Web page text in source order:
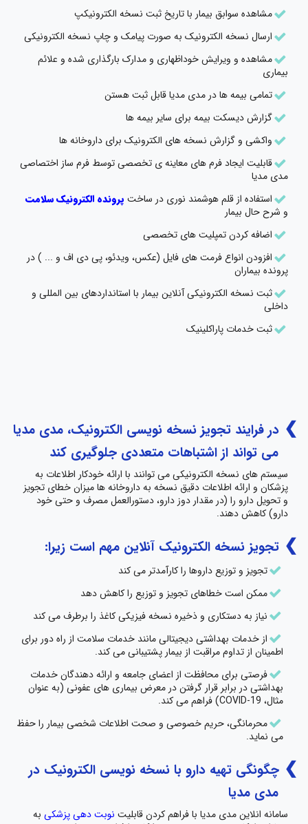
مشاهده سوابق بیمار با تاریخ ثبت نسخه الکترونیکپ
ارسال نسخه الکترونیک به صورت پیامک و چاپ نسخه الکترونیکی
مشاهده و ویرایش خوداظهاری و مدارک بارگذاری شده و علائم
بیماری
تمامی بیمه ها در مدی مدیا قابل ثبت هستن
گزارش دیسکت بیمه برای سایر بیمه ها
واکشی و گزارش نسخه های الکترونیک برای داروخانه ها
قابلیت ایجاد فرم های معاینه ی تخصصی توسط فرم ساز اختصاصی
مدی مدیا
استفاده از قلم هوشمند نوری در ساخت پرونده الکترونیک سلامت
و شرح حال بیمار
اضافه کردن تمپلیت های تخصصی
افزودن انواع فرمت های فایل (عکس، ویدئو، پی دی اف و ... ) در
پرونده بیماران
ثبت نسخه الکترونیکی آنلاین بیمار با استانداردهای بین المللی و
داخلی
ثبت خدمات پاراکلینیک
در فرایند تجویز نسخه نویسی الکترونیک، مدی مدیا
می تواند از اشتباهات متعددی جلوگیری کند
سیستم های نسخه الکترونیکی می توانند با ارائه خودکار اطلاعات به
پزشکان و ارائه اطلاعات دقیق نسخه به داروخانه ها میزان خطای تجویز
و تحویل دارو را (در مقدار دوز دارو، دستورالعمل مصرف و حتی خود
دارو) کاهش دهند.
تجویز نسخه الکترونیک آنلاین مهم است زیرا:
تجویز و توزیع داروها را کارآمدتر می کند
ممکن است خطاهای تجویز و توزیع را کاهش دهد
نیاز به دستکاری و ذخیره نسخه فیزیکی کاغذ را برطرف می کند
از خدمات بهداشتی دیجیتالی مانند خدمات سلامت از راه دور برای
اطمینان از تداوم مراقبت از بیمار پشتیبانی می کند.
فرصتی برای محافظت از اعضای جامعه و ارائه دهندگان خدمات
بهداشتی در برابر قرار گرفتن در معرض بیماری های عفونی (به عنوان
مثال، COVID-19) فراهم می کند.
محرمانگی، حریم خصوصی و صحت اطلاعات شخصی بیمار را حفظ
می نماید.
چگونگی تهیه دارو با نسخه نویسی الکترونیک در
مدی مدیا
سامانه انلاین مدی مدیا با فراهم کردن قابلیت نوبت دهی پزشکی به